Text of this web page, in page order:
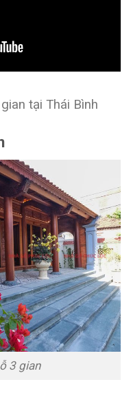
tại Thái Bình
3 gian